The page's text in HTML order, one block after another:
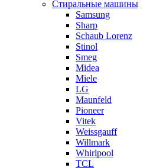
Стиральные машины
Samsung
Sharp
Schaub Lorenz
Stinol
Smeg
Midea
Miele
LG
Maunfeld
Pioneer
Vitek
Weissgauff
Willmark
Whirlpool
TCL